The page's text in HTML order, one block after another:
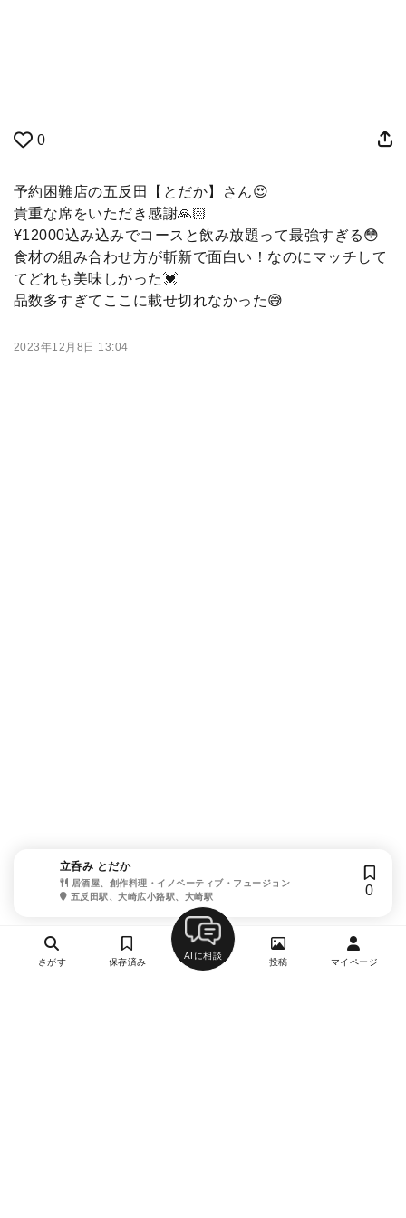
0
予約困難店の五反田【とだか】さん😍
貴重な席をいただき感謝🙏🏻
¥12000込み込みでコースと飲み放題って最強すぎる😳
食材の組み合わせ方が斬新で面白い！なのにマッチして
てどれも美味しかった💓
品数多すぎてここに載せ切れなかった😅
2023年12月8日 13:04
立呑み とだか
居酒屋、創作料理・イノベーティブ・フュージョン
五反田駅、大崎広小路駅、大崎駅
0
さがす 保存済み
AIに相談
投稿 マイページ